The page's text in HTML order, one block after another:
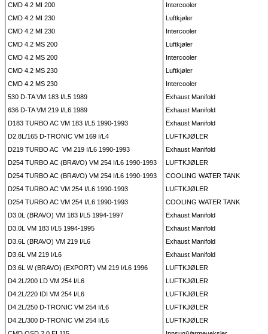
CMD 4.2 MI 200
CMD 4.2 MI 230
CMD 4.2 MI 230
CMD 4.2 MS 200
CMD 4.2 MS 200
CMD 4.2 MS 230
CMD 4.2 MS 230
530 D-TA VM 183 I/L5 1989
636 D-TA VM 219 I/L6 1989
D183 TURBO AC VM 183 I/L5 1990-1993
D2.8L/165 D-TRONIC VM 169 I/L4
D219 TURBO AC VM 219 I/L6 1990-1993
D254 TURBO AC (BRAVO) VM 254 I/L6 1990-1993
D254 TURBO AC (BRAVO) VM 254 I/L6 1990-1993
D254 TURBO AC VM 254 I/L6 1990-1993
D254 TURBO AC VM 254 I/L6 1990-1993
D3.0L (BRAVO) VM 183 I/L5 1994-1997
D3.0L VM 183 I/L5 1994-1995
D3.6L (BRAVO) VM 219 I/L6
D3.6L VM 219 I/L6
D3.6L W (BRAVO) (EXPORT) VM 219 I/L6 1996
D4.2L/200 LD VM 254 I/L6
D4.2L/220 IDI VM 254 I/L6
D4.2L/250 D-TRONIC VM 254 I/L6
D4.2L/300 D-TRONIC VM 254 I/L6
Intercooler
Luftkjøler
Intercooler
Luftkjøler
Intercooler
Luftkjøler
Intercooler
Exhaust Manifold
Exhaust Manifold
Exhaust Manifold
LUFTKJØLER
Exhaust Manifold
LUFTKJØLER
COOLING WATER TANK
LUFTKJØLER
COOLING WATER TANK
Exhaust Manifold
Exhaust Manifold
Exhaust Manifold
Exhaust Manifold
LUFTKJØLER
LUFTKJØLER
LUFTKJØLER
LUFTKJØLER
LUFTKJØLER